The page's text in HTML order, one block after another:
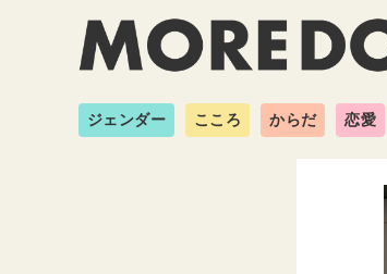
ジェンダー こころ からだ 恋愛